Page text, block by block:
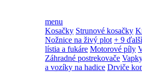
menu
Kosačky Strunové kosačky
Nožnice na živý plot + 9
lístia a fukáre Motorové píly
Záhradné postrekovače
a vozíky na hadice Drviče